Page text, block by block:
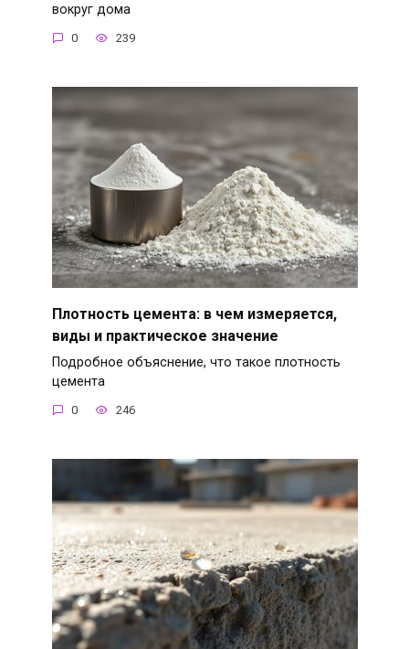
вокруг дома
0 239
Плотность цемента: в чем измеряется,
виды и практическое значение
Подробное объяснение, что такое плотность
цемента
0 246